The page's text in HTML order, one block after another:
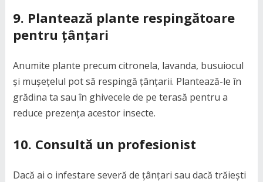
9. Plantează plante respingătoare
pentru țânțari
Anumite plante precum citronela, lavanda, busuiocul
și mușețelul pot să respingă țânțarii. Plantează-le în
grădina ta sau în ghivecele de pe terasă pentru a
reduce prezența acestor insecte.
10. Consultă un profesionist
Dacă ai o infestare severă de țânțari sau dacă trăiești